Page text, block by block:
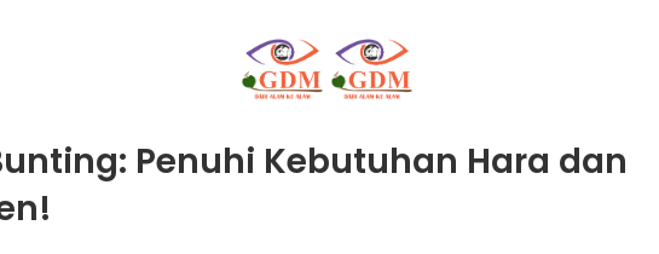
Penuhi Kebutuhan Hara dan